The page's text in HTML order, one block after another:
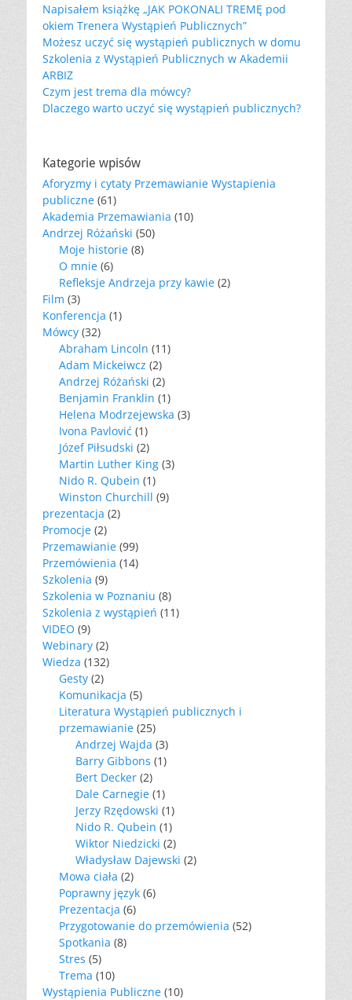
Napisałem książkę „JAK POKONALI TREMĘ pod
okiem Trenera Wystąpień Publicznych”
Możesz uczyć się wystąpień publicznych w domu
Szkolenia z Wystąpień Publicznych w Akademii
ARBIZ
Czym jest trema dla mówcy?
Dlaczego warto uczyć się wystąpień publicznych?
Kategorie wpisów
Aforyzmy i cytaty Przemawianie Wystapienia
publiczne (61)
Akademia Przemawiania (10)
Andrzej Różański (50)
Moje historie (8)
O mnie (6)
Refleksje Andrzeja przy kawie (2)
Film (3)
Konferencja (1)
Mówcy (32)
Abraham Lincoln (11)
Adam Mickeiwcz (2)
Andrzej Różański (2)
Benjamin Franklin (1)
Helena Modrzejewska (3)
Ivona Pavlović (1)
Józef Piłsudski (2)
Martin Luther King (3)
Nido R. Qubein (1)
Winston Churchill (9)
prezentacja (2)
Promocje (2)
Przemawianie (99)
Przemówienia (14)
Szkolenia (9)
Szkolenia w Poznaniu (8)
Szkolenia z wystąpień (11)
VIDEO (9)
Webinary (2)
Wiedza (132)
Gesty (2)
Komunikacja (5)
Literatura Wystąpień publicznych i
przemawianie (25)
Andrzej Wajda (3)
Barry Gibbons (1)
Bert Decker (2)
Dale Carnegie (1)
Jerzy Rzędowski (1)
Nido R. Qubein (1)
Wiktor Niedzicki (2)
Władysław Dajewski (2)
Mowa ciała (2)
Poprawny język (6)
Prezentacja (6)
Przygotowanie do przemówienia (52)
Spotkania (8)
Stres (5)
Trema (10)
Wystąpienia Publiczne (10)